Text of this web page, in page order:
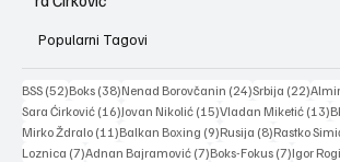
Popularni Tagovi
BSS (52)52 posts
Boks (38)38 posts
Nenad Borovčanin (24)24 posts
Srbija (22)22
Sara Ćirković (16)16 posts
Jovan Nikolić (15)15 posts
Vladan Miketić (13)
Mirko Ždralo (11)11 posts
Balkan Boxing (9)9 posts
Rusija (8)8 posts
Rastko
Loznica (7)7 posts
Adnan Bajramović (7)7 posts
Boks-Fokus (7)7 posts
Igor